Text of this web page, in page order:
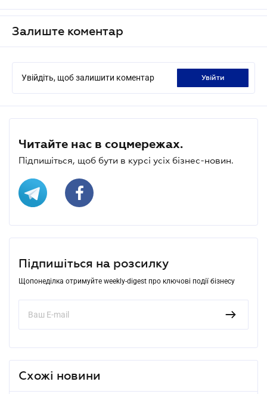
Залиште коментар
Увійдіть, щоб залишити коментар увійти
Читайте нас в соцмережах.
Підпишіться, щоб бути в курсі усіх бізнес-новин.
Підпишіться на розсилку
Щопонеділка отримуйте weekly-digest про ключові події бізнесу
Схожі новини